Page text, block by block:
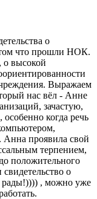
о
что прошли НОК.
о высокой
Выражаем
нас вёл - Анне
зачастую,
когда речь
Анна проявила свой
терпением,
положительного
о
, можно уже